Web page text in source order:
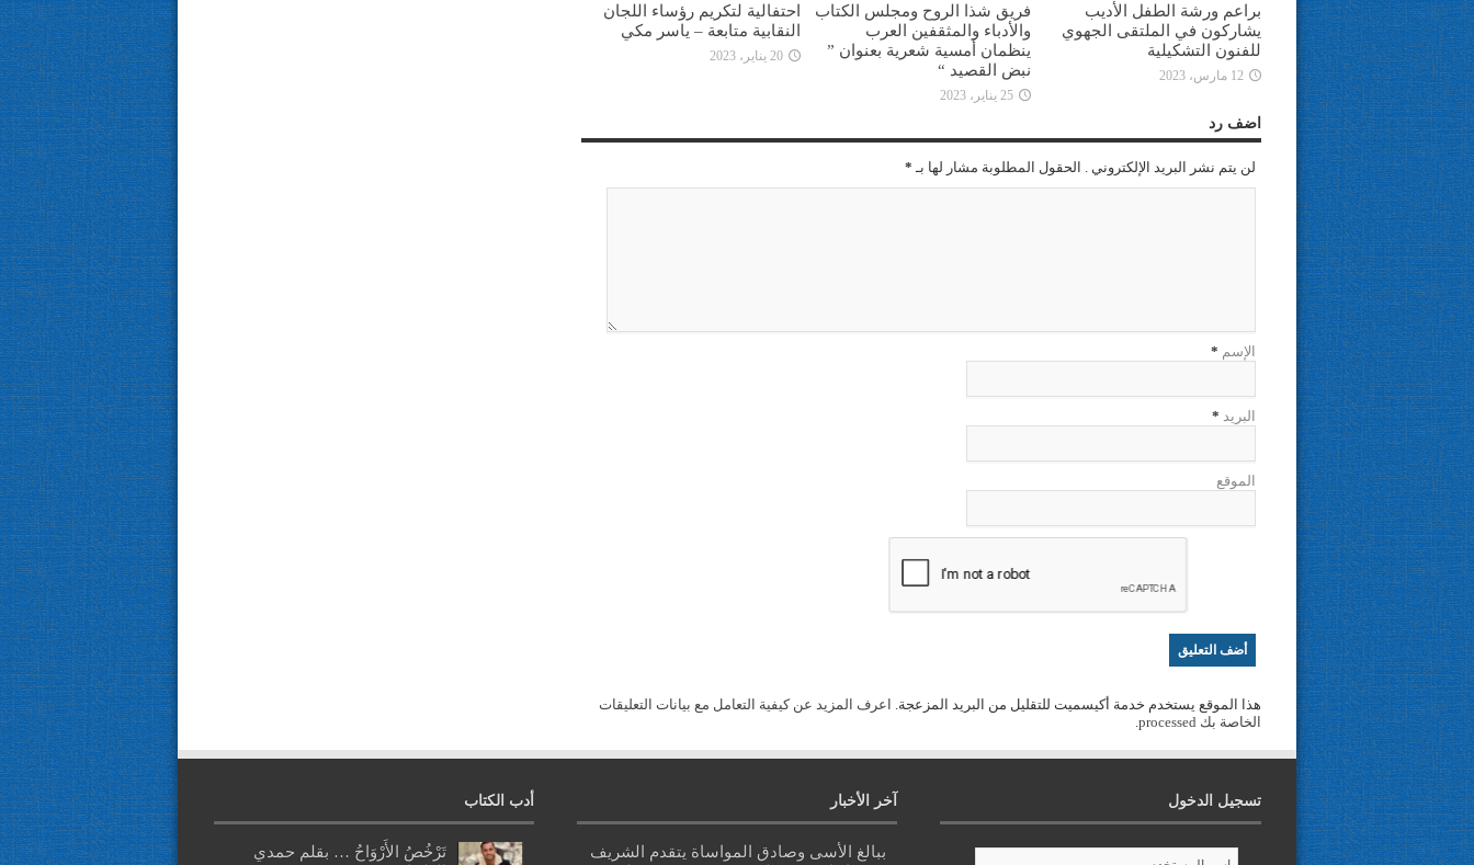
براعم ورشة الطفل الأديب
يشاركون في الملتقى الجهوي
للفنون التشكيلية
12 مارس، 2023
فريق شذا الروح ومجلس الكتاب
والأدباء والمثقفين العرب
ينظمان أمسية شعرية بعنوان ”
نبض القصيد “
25 يناير، 2023
احتفالية لتكريم رؤساء اللجان
النقابية متابعة – ياسر مكي
20 يناير، 2023
اضف رد
لن يتم نشر البريد الإلكتروني . الحقول المطلوبة مشار لها بـ *
الإسم *
البريد *
الموقع
هذا الموقع يستخدم خدمة أكيسميت للتقليل من البريد المزعجة. اعرف المزيد عن كيفية التعامل مع بيانات التعليقات
الخاصة بك processed
.
تسجيل الدخول آخر الأخبار
ببالغ الأسى وصادق المواساة يتقدم الشريف
أدب الكتاب
تَرْخُصُ الأَرْوَاحُ … بقلم حمدي